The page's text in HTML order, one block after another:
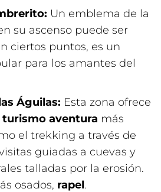
Un emblema de la
su ascenso puede ser
ciertos puntos, es un
para los amantes del
Águilas: Esta zona ofrece
turismo aventura más
el trekking a través de
guiadas a cuevas y
talladas por la erosión.
osados, rapel.